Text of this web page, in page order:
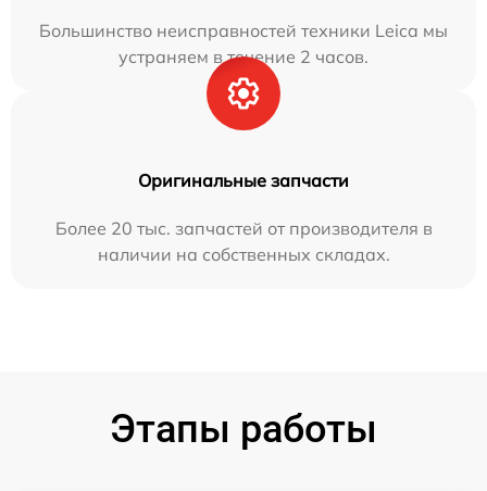
Большинство неисправностей техники Leica мы
устраняем в течение 2 часов.
Оригинальные запчасти
Более 20 тыс. запчастей от производителя в
наличии на собственных складах.
Этапы работы